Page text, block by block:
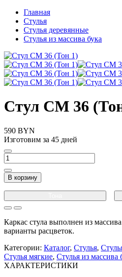
Главная
Стулья
Стулья деревянные
Стулья из массива бука
Стул СМ 36
590 BYN
Изготовим за 45 дней
В корзину
Каркас стула выполнен из
варианты расцветок.
Категории: Каталог, Стулья,
Стулья мягкие, Стулья из массива
ХАРАКТЕРИСТИКИ